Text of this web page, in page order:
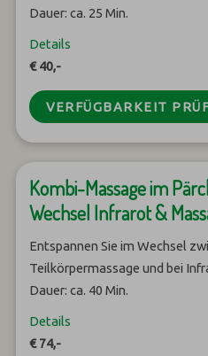
Dauer: ca. 25 Min.
Details
€ 40,-
VERFÜGBARKEIT
Kombi-Massage im
Wechsel Infrarot &
Entspannen Sie im Wechsel
Teilkörpermassage und bei
Dauer: ca. 40 Min.
Details
€ 74,-